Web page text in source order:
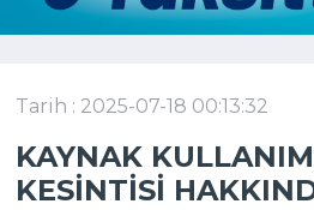
Tarih : 2025-07-18 00:13:32
KAYNAK
KESINTISI